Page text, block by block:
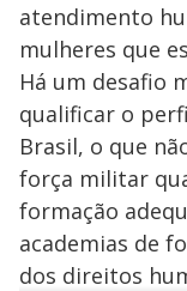
atendimento
mulheres que
Há um desafio
qualificar o
Brasil, o que
força militar
formação
academias de
dos direitos